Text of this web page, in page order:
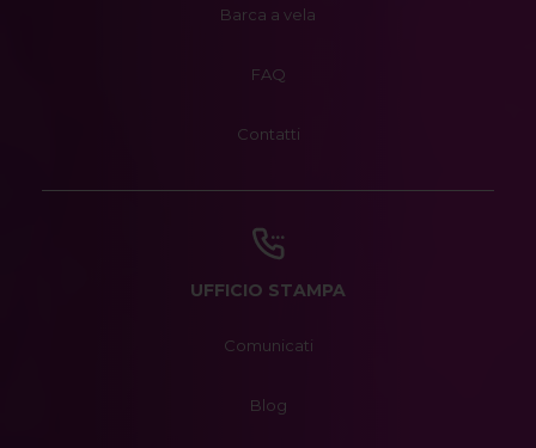
Barca a vela
FAQ
Contatti
UFFICIO STAMPA
Comunicati
Blog